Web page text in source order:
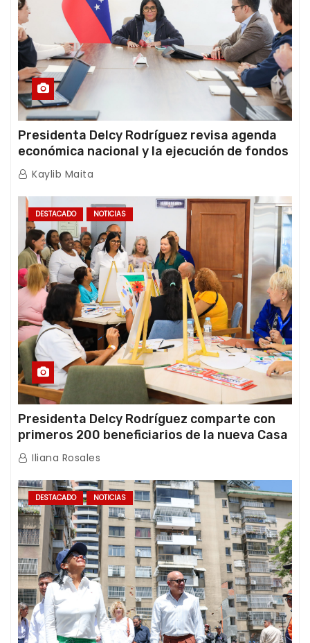
Presidenta Delcy Rodríguez revisa agenda
económica nacional y la ejecución de fondos
de emergencia post-sismos
Kaylib Maita
DESTACADO NOTICIAS
Presidenta Delcy Rodríguez comparte con
primeros 200 beneficiarios de la nueva Casa
de los Abuelos “La Primavera” en Caracas
Iliana Rosales
DESTACADO NOTICIAS